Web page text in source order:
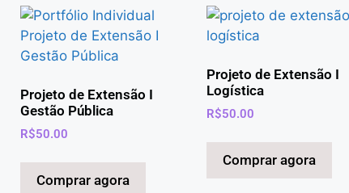
Projeto de Extensão I
Gestão Pública
R$50.00
Comprar agora
Projeto de Extensão I
Logística
R$50.00
Comprar agora